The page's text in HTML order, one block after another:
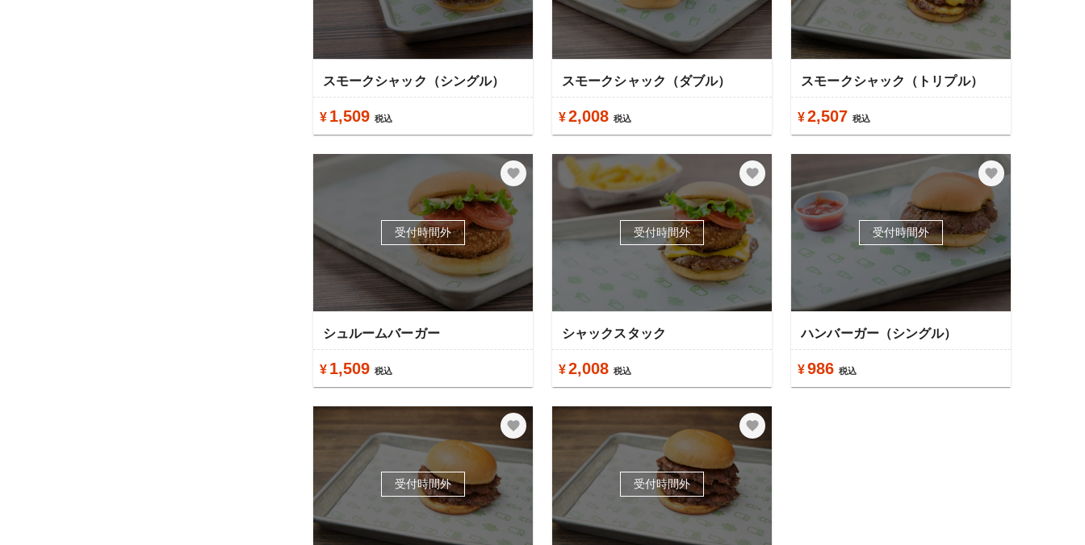
スモークシャック（シングル）
¥ 1,509 税込
スモークシャック（ダブル）
¥2,008 税込
スモークシャック（トリプル）
¥ 2,507 税込
受付時間外
シュルームバーガー
¥ 1,509 税込
受付時間外
シャックスタック
¥2,008 税込
受付時間外
ハンバーガー（シングル）
¥ 986 税込
受付時間外 受付時間外